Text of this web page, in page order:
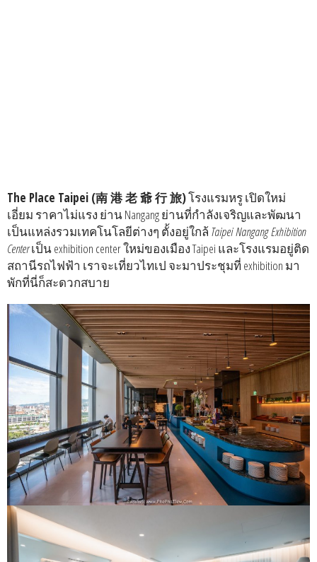
The Place Taipei (南 港 老 爺 行 旅)โรงแรมหรู เปิดใหม่
เอี่ยม ราคาไม่แรง ย่าน Nangang ย่านที่กำลังเจริญและพัฒนา
เป็นแหล่งรวมเทคโนโลยีต่างๆ ตั้งอยู่ใกล้ Taipei Nangang Exhibition
Centerเป็น exhibition center ใหม่ของเมือง Taipei และโรงแรมอยู่ติด
สถานีรถไฟฟ้า เราจะเที่ยวไทเป จะมาประชุมที่ exhibition มา
พักที่นี่ก็สะดวกสบาย